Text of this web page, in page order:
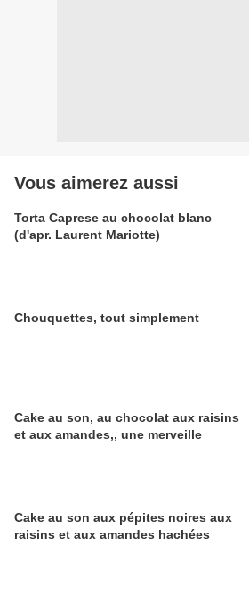
Vous aimerez aussi
Torta Caprese au chocolat blanc
(d'apr. Laurent Mariotte)
Chouquettes, tout simplement
Cake au son, au chocolat aux raisins
et aux amandes,, une merveille
Cake au son aux pépites noires aux
raisins et aux amandes hachées